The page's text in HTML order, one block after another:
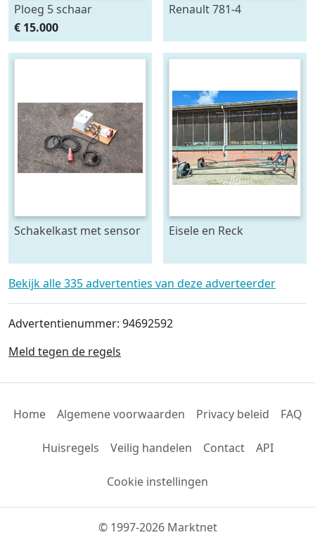
Ploeg 5 schaar
RUMPTSTAD RPV 140 -
480V4 + 1
€ 15.000
Renault 781-4
Schakelkast met sensor
Eisele en Reck
kast 70 x 70 raam - beide
5 meter lang
Bekijk alle 335 advertenties van deze adverteerder
Advertentienummer: 94692592
Meld tegen de regels
Home Algemene voorwaarden Privacy beleid FAQ
Huisregels Veilig handelen Contact API
Cookie instellingen
© 1997-2026 Marktnet